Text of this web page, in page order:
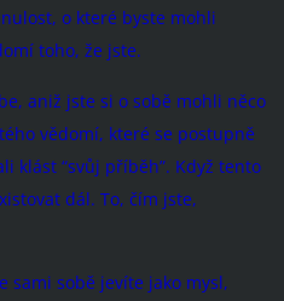
o které byste mohli
toho, že jste.
aniž jste si o sobě mohli něco
vědomí, které se postupně
klást “svůj příběh”. Když tento
dál. To, čím jste,
sami sobě jevíte jako mysl,